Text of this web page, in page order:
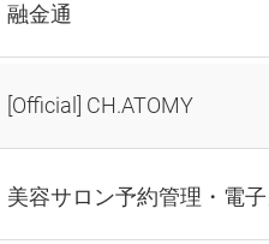
融金通
[Official] CH.ATOMY
美容サロン予約管理・電